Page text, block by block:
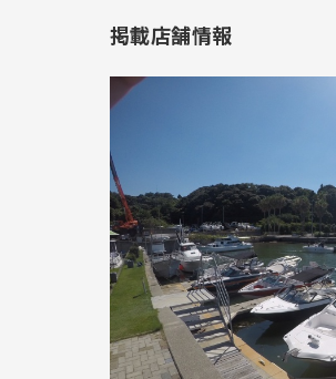
掲載店舗情報